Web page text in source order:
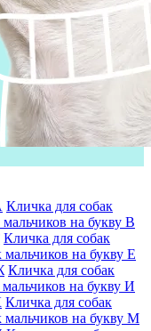
Кличка для собак
на букву В
Кличка для собак
на букву Е
Кличка для собак
на букву И
Кличка для собак
мальчиков на букву М